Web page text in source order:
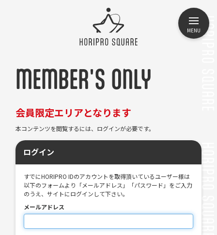
MENU
MEMBER'S ONLY
会員限定エリアとなります
本コンテンツを閲覧するには、ログインが必要です。
ログイン
すでにHORIPRO IDのアカウントを取得頂いているユーザー様は
以下のフォームより「メールアドレス」「パスワード」をご入力
のうえ、サイトにログインして下さい。
メールアドレス